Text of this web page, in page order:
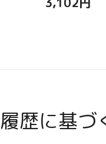
履歴に基づ